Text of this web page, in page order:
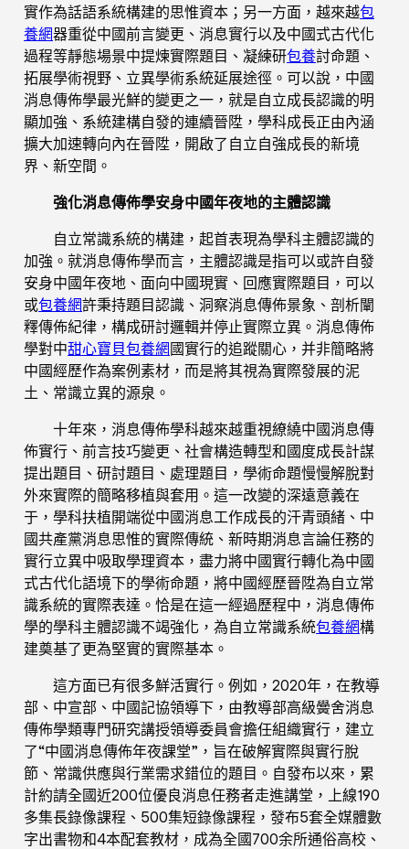
實作為話語系統構建的思惟資本；另一方面，越來越包
養網器重從中國前言變更、消息實行以及中國式古代化
過程等靜態場景中提煉實際題目、凝練研包養討命題、
拓展學術視野、立異學術系統延展途徑。可以說，中國
消息傳佈學最光鮮的變更之一，就是自立成長認識的明
顯加強、系統建構自發的連續晉陞，學科成長正由內涵
擴大加速轉向內在晉陞，開啟了自立自強成長的新境
界、新空間。
強化消息傳佈學安身中國年夜地的主體認識
自立常識系統的構建，起首表現為學科主體認識的
加強。就消息傳佈學而言，主體認識是指可以或許自發
安身中國年夜地、面向中國現實、回應實際題目，可以
或包養網許秉持題目認識、洞察消息傳佈景象、剖析闡
釋傳佈紀律，構成研討邏輯并停止實際立異。消息傳佈
學對中甜心寶貝包養網國實行的追蹤關心，并非簡略將
中國經歷作為案例素材，而是將其視為實際發展的泥
土、常識立異的源泉。
十年來，消息傳佈學科越來越重視繚繞中國消息傳
佈實行、前言技巧變更、社會構造轉型和國度成長計謀
提出題目、研討題目、處理題目，學術命題慢慢解脫對
外來實際的簡略移植與套用。這一改變的深遠意義在
于，學科扶植開端從中國消息工作成長的汗青頭緒、中
國共產黨消息思惟的實際傳統、新時期消息言論任務的
實行立異中吸取學理資本，盡力將中國實行轉化為中國
式古代化語境下的學術命題，將中國經歷晉陞為自立常
識系統的實際表達。恰是在這一經過歷程中，消息傳佈
學的學科主體認識不竭強化，為自立常識系統包養網構
建奠基了更為堅實的實際基本。
這方面已有很多鮮活實行。例如，2020年，在教導
部、中宣部、中國記協領導下，由教導部高級黌舍消息
傳佈學類專門研究講授領導委員會擔任組織實行，建立
了“中國消息傳佈年夜課堂”，旨在破解實際與實行脫
節、常識供應與行業需求錯位的題目。自發布以來，累
計約請全國近200位優良消息任務者走進講堂，上線190
多集長錄像課程、500集短錄像課程，發布5套全媒體數
字出書物和4本配套教材，成為全國700余所通俗高校、